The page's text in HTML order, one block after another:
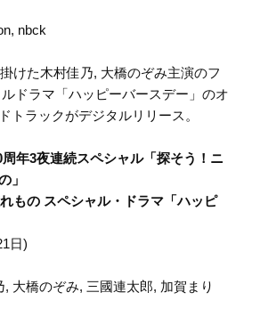
nbck
けた木村佳乃, 大橋のぞみ主演のフ
ドラマ「ハッピーバースデー」のオ
トラックがデジタルリリース。
年3夜連続スペシャル「探そう！ニ
」
もの スペシャル・ドラマ「ハッピ
日)
大橋のぞみ, 三國連太郎, 加賀まり